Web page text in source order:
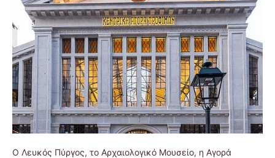
Ο Λευκός Πύργος, το Αρχαιολογικό Μουσείο, η Αγορά